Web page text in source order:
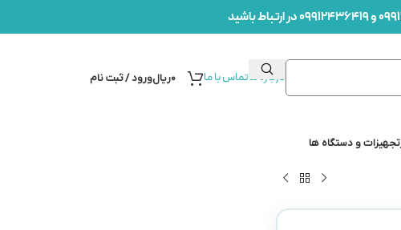
درباره ماتماس با ما ۰ریالورود / ثبت نام
تجهیزات و دستگاه ها